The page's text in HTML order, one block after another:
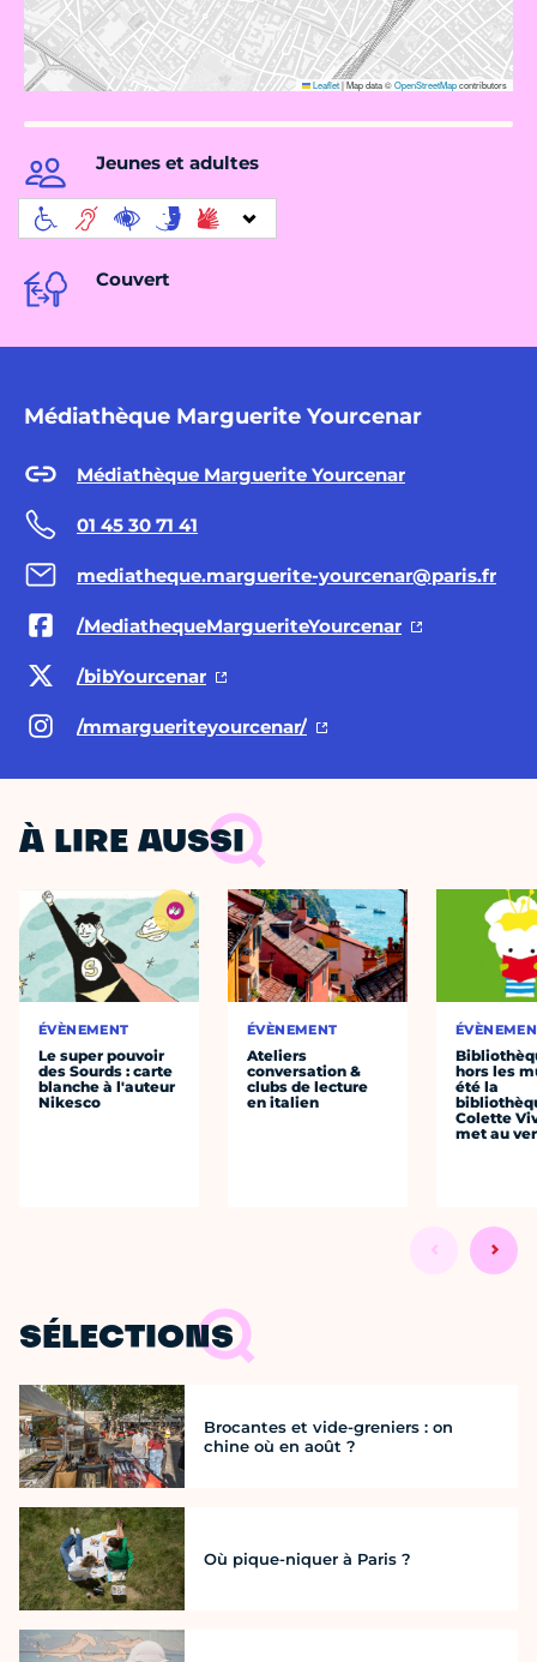
Leaflet|Map data ©OpenStreetMapcontributors
Jeunes et adultes
Couvert
Médiathèque Marguerite Yourcenar
Médiathèque Marguerite Yourcenar
01 45 30 71 41
mediatheque.marguerite-yourcenar@paris.fr
/MediathequeMargueriteYourcenar
/bibYourcenar
/mmargueriteyourcenar/
À LIRE AUSSI
ÉVÈNEMENT
Le super pouvoir
des Sourds : carte
blanche à l'auteur
Nikesco
ÉVÈNEMENT
Ateliers
conversation &
clubs de lecture
en italien
hors les
été la
Colette
met au
SÉLECTIONS
Brocantes et vide-greniers : on
chine où en août ?
Où pique-niquer à Paris ?